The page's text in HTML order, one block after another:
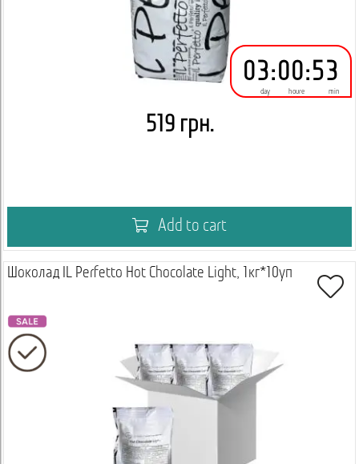
03
day
:00
houre
:53
min
519 грн.
Add to cart
Шоколад IL Perfetto Hot Chocolate Light, 1кг*10уп